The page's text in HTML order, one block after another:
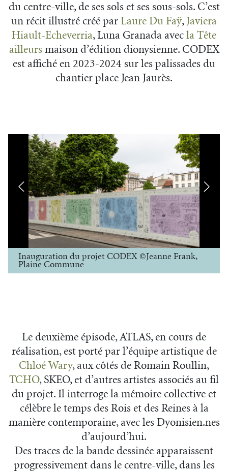
du centre-ville, de ses sols et ses sous-sols. C’est
un récit illustré créé par Laure Du Faÿ, Javiera
Hiault-Echeverria, Luna Granada avec la Tête
ailleursmaison d’édition dionysienne. CODEX
est affiché en 2023-2024 sur les palissades du
chantier place Jean Jaurès.
Inauguration du projet CODEX ©Jeanne Frank,
Plaine Commune
Le deuxième épisode, ATLAS, en cours de
réalisation, est porté par l’équipe artistique de
Chloé Wary, aux côtés de Romain Roullin,
TCHO, SKEO, et d’autres artistes associés au fil
du projet. Il interroge la mémoire collective et
célèbre le temps des Rois et des Reines à la
manière contemporaine, avec les Dyonisien.nes
d’aujourd’hui.
Des traces de la bande dessinée apparaissent
progressivement dans le centre-ville, dans les